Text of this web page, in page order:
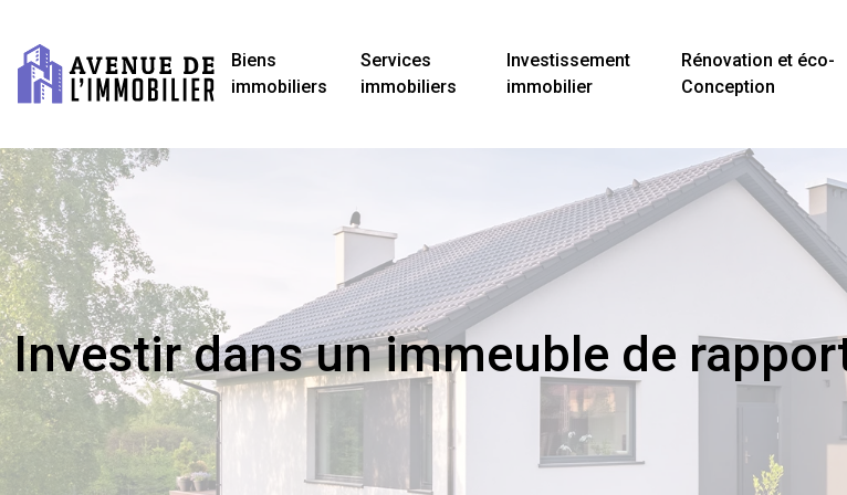
Biens
immobiliers
Services
immobiliers
Investissement
immobilier
Rénovation et éco-
Conception
Investir dans un immeuble de